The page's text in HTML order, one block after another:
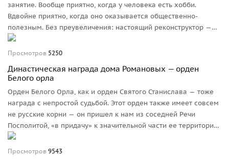
занятие. Вообще приятно, когда у человека есть хобби.
Вдвойне приятно, когда оно оказывается общественно-
полезным. Без преувеличения: настоящий реконструктор —
это состояние души. Некоторые особенно увлечённые
граждане и живут-то полной жизнью только на мероприятии,
к нему.
Просмотров 5250
Династическая награда дома Романовых — орден
Белого орла
Орден Белого Орла, как и орден Святого Станислава — тоже
награда с непростой судьбой. Этот орден также имеет совсем
не русские корни — он пришел к нам из соседней Речи
Посполитой, «в придачу» к значительной части ее территории.
Просмотров 9543